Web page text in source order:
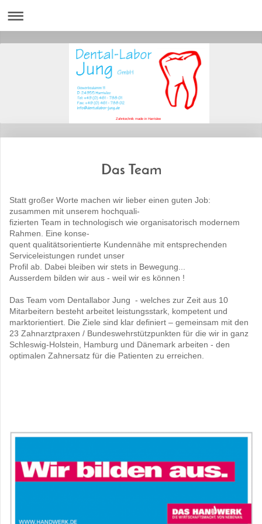
Zahntechnik made in Harrislee
Das Team
Statt großer Worte machen wir lieber einen guten Job:
zusammen mit unserem hochquali-
fizierten Team in technologisch wie organisatorisch modernem
Rahmen. Eine konse-
quent qualitätsorientierte Kundennähe mit entsprechenden
Serviceleistungen rundet unser
Profil ab. Dabei bleiben wir stets in Bewegung...
Ausserdem bilden wir aus - weil wir es können !
Das Team vom Dentallabor Jung - welches zur Zeit aus 10
Mitarbeitern besteht arbeitet leistungsstark, kompetent und
marktorientiert. Die Ziele sind klar definiert – gemeinsam mit den
23 Zahnarztpraxen / Bundeswehrstützpunkten für die wir in ganz
Schleswig-Holstein, Hamburg und Dänemark arbeiten - den
optimalen Zahnersatz für die Patienten zu erreichen.